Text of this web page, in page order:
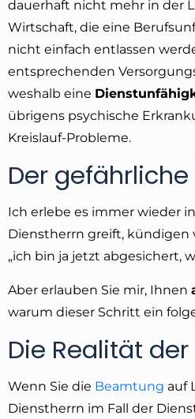
dauerhaft nicht mehr in der
Wirtschaft, die eine
nicht einfach entlassen
entsprechenden
weshalb eine
übrigens psychische
Kreislauf-Probleme.
Der
Ich erlebe es immer wieder
Dienstherrn greift, kündigen
„ich bin ja jetzt abgesichert,
Aber erlauben Sie mir, Ihnen
warum dieser Schritt ein
Die Realität
Wenn Sie die Beamtung auf
Dienstherrn im Fall der